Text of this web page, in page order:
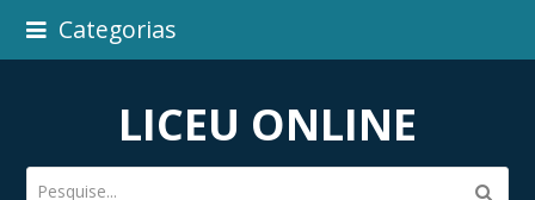
Categorias
LICEU ONLINE
Pesquise...